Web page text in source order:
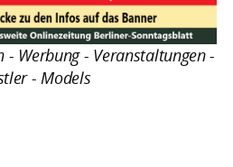
- Werbung - Veranstaltungen -
- Models